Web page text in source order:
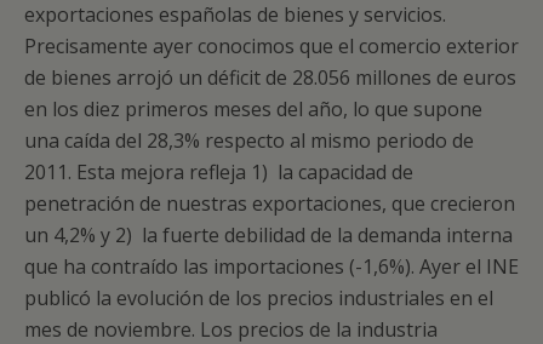
exportaciones españolas de bienes y servicios.
Precisamente ayer conocimos que el comercio exterior
de bienes arrojó un déficit de 28.056 millones de euros
en los diez primeros meses del año, lo que supone
una caída del 28,3% respecto al mismo periodo de
2011. Esta mejora refleja 1) la capacidad de
penetración de nuestras exportaciones, que crecieron
un 4,2% y 2) la fuerte debilidad de la demanda interna
que ha contraído las importaciones (-1,6%). Ayer el INE
publicó la evolución de los precios industriales en el
mes de noviembre. Los precios de la industria